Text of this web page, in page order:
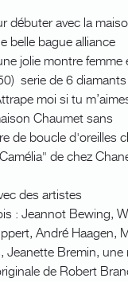
débuter avec la
belle bague alliance
jolie montre femme
serie de 6 diamants
moi si tu
Chaumet sans
de boucle d'oreilles
de chez
des artistes
: Jeannot Bewing,
André Haagen,
Jeanette Bremin, une
de Robert